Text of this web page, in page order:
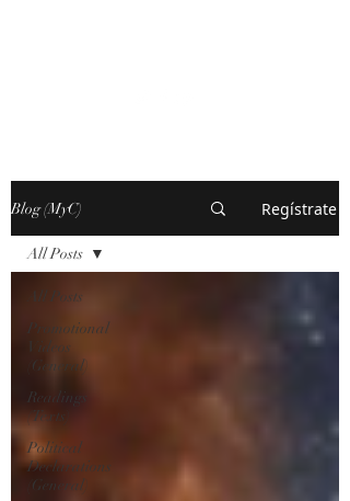
Blog (MyC) Regístrate
All Posts
Promotional
Videos
(General)
Readings
(Texts)
Political
Declarations
(General)
All Posts